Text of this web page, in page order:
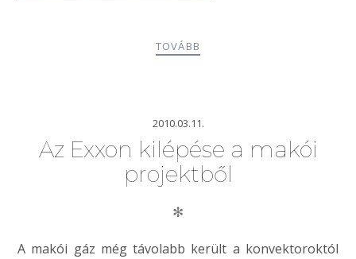
TOVÁBB
2010.03.11.
Az Exxon kilépése a makói
projektből
✻
A makói gáz még távolabb került a konvektoroktól